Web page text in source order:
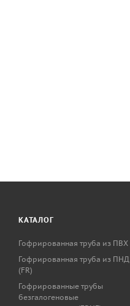
КАТАЛОГ
Гофрированная труба из ПВХ
Гофрированная труба из ПНД
(FR)
Гофрированные трубы
безгалогеновые